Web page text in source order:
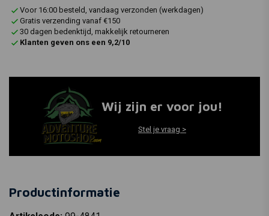
Voor 16:00 besteld, vandaag verzonden (werkdagen)
Gratis verzending vanaf €150
30 dagen bedenktijd, makkelijk retourneren
Klanten geven ons een 9,2/10
Wij zijn er voor jou!
Stel je vraag >
Productinformatie